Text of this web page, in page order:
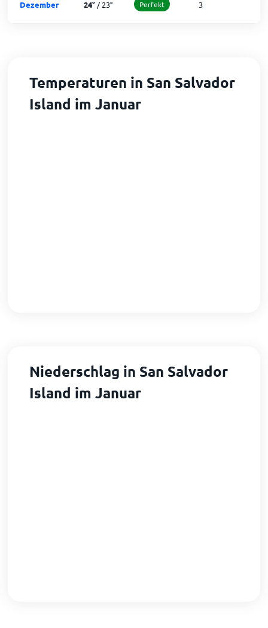
Dezember 24°/23° Perfekt 3
Temperaturen in San Salvador
Island im Januar
Niederschlag in San Salvador
Island im Januar